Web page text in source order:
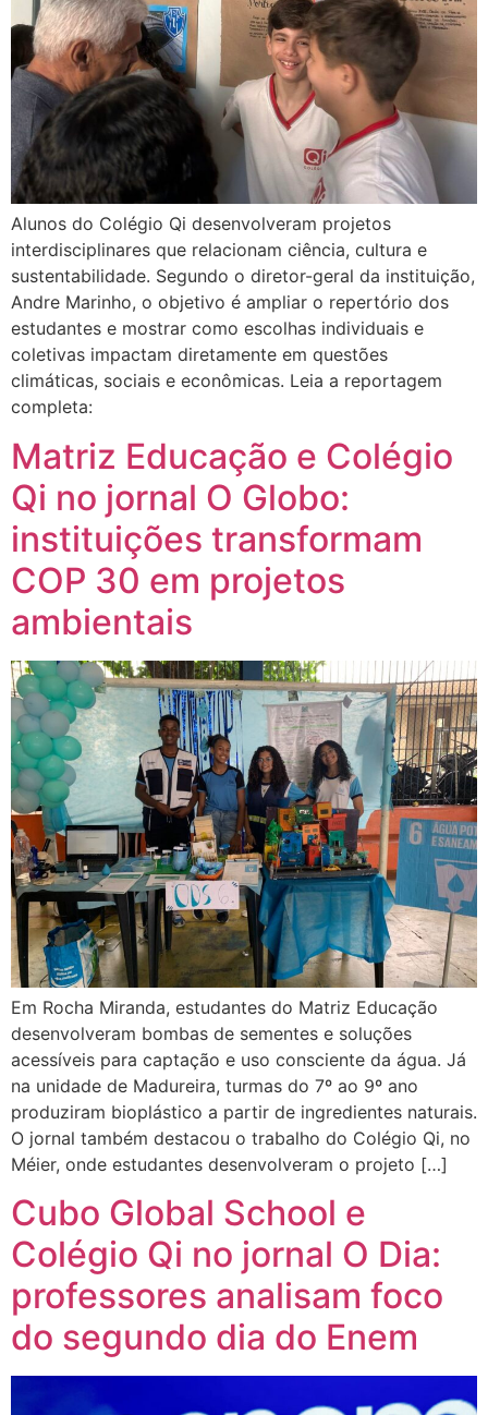
Alunos do Colégio Qi desenvolveram projetos
interdisciplinares que relacionam ciência, cultura e
sustentabilidade. Segundo o diretor-geral da instituição,
Andre Marinho, o objetivo é ampliar o repertório dos
estudantes e mostrar como escolhas individuais e
coletivas impactam diretamente em questões
climáticas, sociais e econômicas. Leia a reportagem
completa:
Matriz Educação e Colégio
Qi no jornal O Globo:
instituições transformam
COP 30 em projetos
ambientais
Em Rocha Miranda, estudantes do Matriz Educação
desenvolveram bombas de sementes e soluções
acessíveis para captação e uso consciente da água. Já
na unidade de Madureira, turmas do 7º ao 9º ano
produziram bioplástico a partir de ingredientes naturais.
O jornal também destacou o trabalho do Colégio Qi, no
Méier, onde estudantes desenvolveram o projeto […]
Cubo Global School e
Colégio Qi no jornal O Dia:
professores analisam foco
do segundo dia do Enem